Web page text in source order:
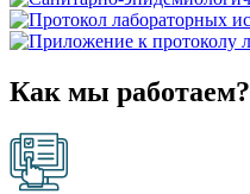
Как мы работаем?